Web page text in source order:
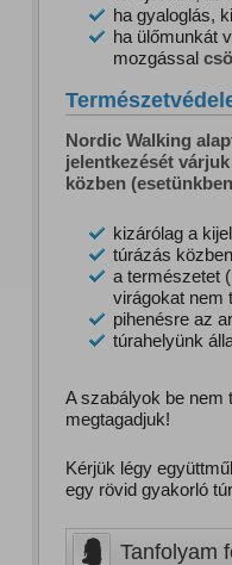
ha gyaloglás,
ha ülőmunkát
mozgással
Nordic Walking
jelentkezését
közben
kizárólag a
túrázás
a természetet
virágokat nem
pihenésre az
túrahelyünk
A szabályok be nem
megtagadjuk!
Kérjük légy
egy rövid gyakorló
Tanfolyam